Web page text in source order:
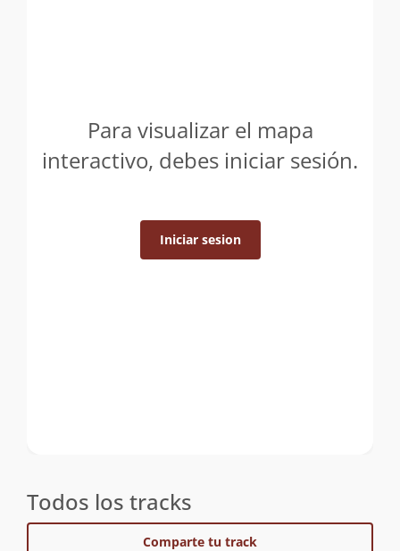
Para visualizar el mapa
interactivo, debes iniciar sesión.
Iniciar sesion
Todos los tracks
Comparte tu track